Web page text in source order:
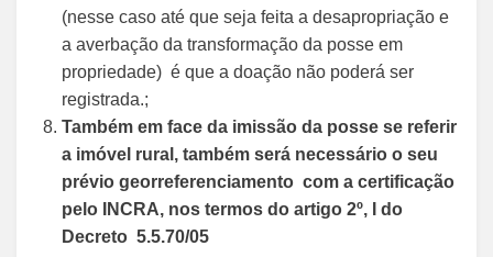
(nesse caso até que seja feita a desapropriação e
a averbação da transformação da posse em
propriedade) é que a doação não poderá ser
registrada.;
Também em face da imissão da posse se referir
a imóvel rural, também será necessário o seu
prévio georreferenciamento com a certificação
pelo INCRA, nos termos do artigo 2º, I do
Decreto 5.5.70/05